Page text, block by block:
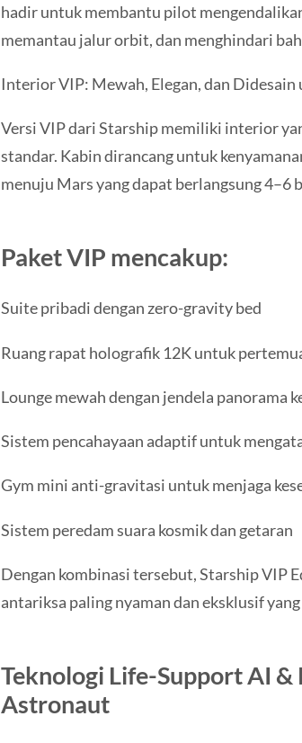
hadir untuk membantu pilot
memantau jalur orbit, dan menghindari
Interior VIP: Mewah, Elegan, dan
Versi VIP dari Starship memiliki interior
standar. Kabin dirancang untuk
menuju Mars yang dapat berlangsung 4–6
Paket VIP mencakup:
Suite pribadi dengan zero-gravity bed
Ruang rapat holografik 12K untuk
Lounge mewah dengan jendela panorama
Sistem pencahayaan adaptif untuk
Gym mini anti-gravitasi untuk menjaga
Sistem peredam suara kosmik dan getaran
Dengan kombinasi tersebut, Starship VIP
antariksa paling nyaman dan eksklusif
Teknologi Life-Support AI &
Astronaut